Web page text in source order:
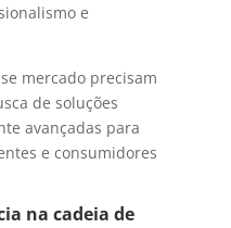
e
mercado precisam
de soluções
avançadas para
e consumidores
na cadeia de